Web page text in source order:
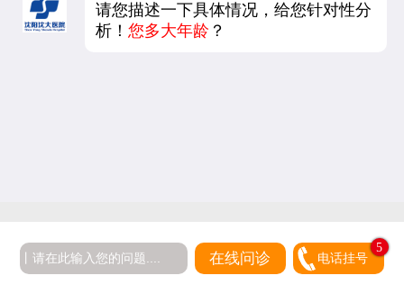
请您描述一下具体情况，给您针对性分
析！ 您多大年龄 ？
在线问诊 电话挂号
5